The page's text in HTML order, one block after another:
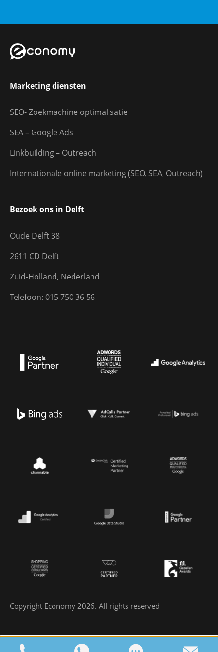
Marketing diensten
SEO- Zoekmachine optimalisatie
SEA – Google Ads
Linkbuilding – Outreach
Internationale online marketing (SEO, SEA, Outreach)
Bezoek ons in Delft
Oude Delft 38
2611 CD Delft
Zuid-Holland, Nederland
Telefoon: 015 750 36 56
Copyright Economy 2026. All rights reserved